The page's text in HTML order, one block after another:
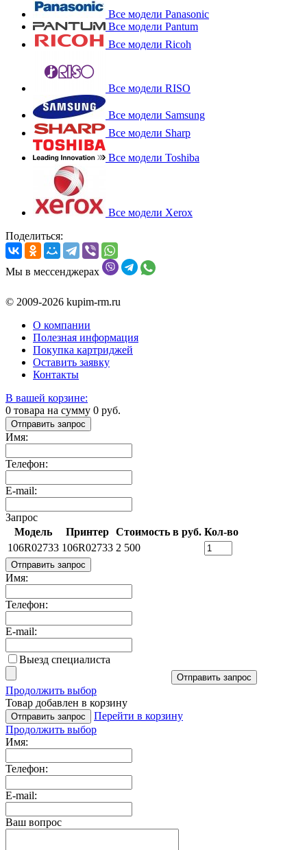
Все модели Panasonic
Все модели Pantum
Все модели Ricoh
Все модели RISO
Все модели Samsung
Все модели Sharp
Все модели Toshiba
Все модели Xerox
Поделиться:
Мы в мессенджерах
© 2009-2026 kupim-rm.ru
О компании
Полезная информация
Покупка картриджей
Оставить заявку
Контакты
В вашей корзине:
0 товара на сумму 0 руб.
Отправить запрос
Имя:
Телефон:
E-mail:
Запрос
Модель
Принтер Стоимость в руб. Кол-во
106R02733 106R02733 2 500
Отправить запрос
Имя:
Телефон:
E-mail:
Выезд специалиста
Отправить запрос
Продолжить выбор
Товар добавлен в корзину
Отправить запрос
Перейти в корзину
Продолжить выбор
Имя:
Телефон:
E-mail:
Ваш вопрос